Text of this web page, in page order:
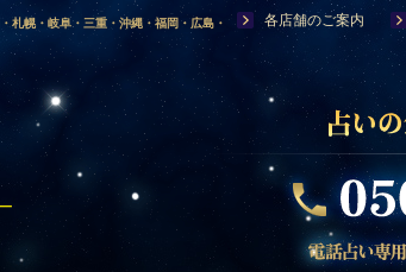
札幌・岐阜・三重・沖縄・福岡・広島・
馬・滋賀・福井・仙台・山口・宮崎・山
島根に店舗を構える、口コミで評判の人
各店舗のご案内